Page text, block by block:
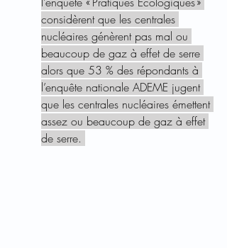
considèrent que les centrales
nucléaires génèrent pas mal ou
beaucoup de gaz à effet de serre
alors que 53 % des répondants à
l’enquête nationale ADEME jugent
que les centrales nucléaires émettent
assez ou beaucoup de gaz à effet
de serre.